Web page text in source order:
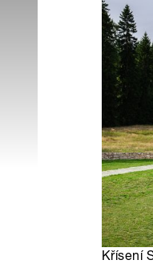
Křísení